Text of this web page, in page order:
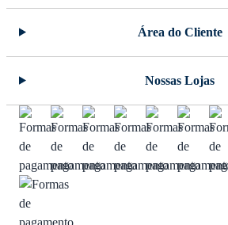
Área do Cliente
Nossas Lojas